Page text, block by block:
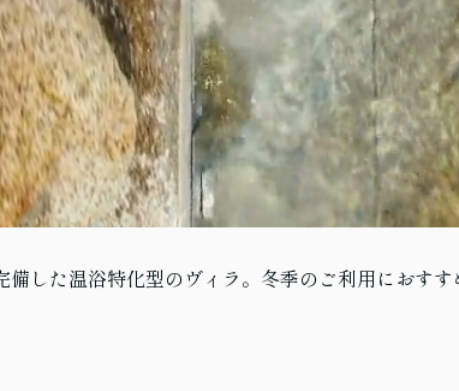
した温浴特化型のヴィラ。冬季のご利用におす